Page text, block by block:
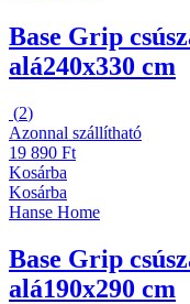
Base Grip
alá240x330 cm
(2)
Azonnal szállítható
19 890 Ft
Kosárba
Kosárba
Hanse Home
Base Grip
alá190x290 cm